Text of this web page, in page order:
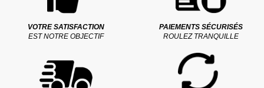
VOTRE SATISFACTION
EST NOTRE OBJECTIF
PAIEMENTS SÉCURISÉS
ROULEZ TRANQUILLE